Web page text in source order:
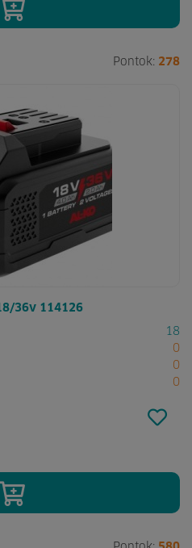
Pontok: 278
36v 114126
18
0
0
0